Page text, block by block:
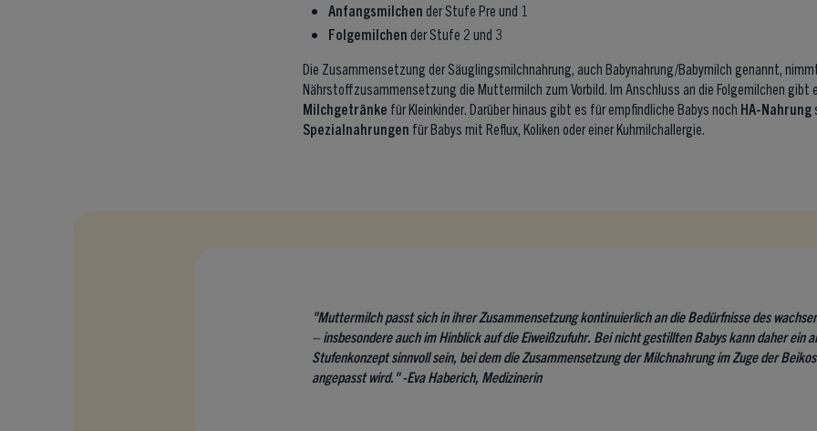
Anfangsmilchen der Stufe Pre und 1
Folgemilchen der Stufe 2 und 3
Die Zusammensetzung der Säuglingsmilchnahrung, auch Babynahrung/Babymilch genannt,
Nährstoffzusammensetzung die Muttermilch zum Vorbild. Im Anschluss an die Folgemilchen gibt
Milchgetränke für Kleinkinder. Darüber hinaus gibt es für empfindliche Babys noch HA-Nahrung
Spezialnahrungen für Babys mit Reflux, Koliken oder einer Kuhmilchallergie.
"Muttermilch passt sich in ihrer Zusammensetzung kontinuierlich an die Bedürfnisse des
– insbesondere auch im Hinblick auf die Eiweißzufuhr. Bei nicht gestillten Babys kann daher ein
Stufenkonzept sinnvoll sein, bei dem die Zusammensetzung der Milchnahrung im Zuge der
angepasst wird." -Eva Haberich, Medizinerin